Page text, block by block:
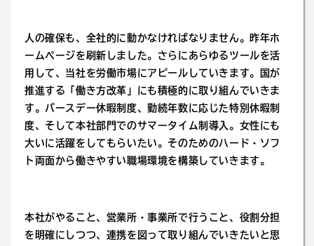
人の確保も、全社的に動かなければなりません。昨年ホ
ームページを刷新しました。さらにあらゆるツールを活
用して、当社を労働市場にアピールしていきます。国が
推進する「働き方改革」にも積極的に取り組んでいきま
す。バースデー休暇制度、勤続年数に応じた特別休暇制
度、そして本社部門でのサマータイム制導入。女性にも
大いに活躍をしてもらいたい。そのためのハード・ソフ
ト両面から働きやすい職場環境を構築していきます。
本社がやること、営業所・事業所で行うこと、役割分担
を明確にしつつ、連携を図って取り組んでいきたいと思